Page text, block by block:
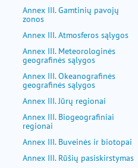
Annex III. Gamtinių pavojų
zonos
Annex III. Atmosferos sąlygos
Annex III. Meteorologinės
geografinės sąlygos
Annex III. Okeanografinės
geografinės sąlygos
Annex III. Jūrų regionai
Annex III. Biogeografiniai
regionai
Annex III. Buveinės ir biotopai
Annex III. Rūšių pasiskirstymas